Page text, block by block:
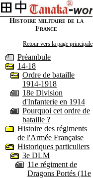
Histoire militaire de la
France
Retour vers la page principale
Préambule
14-18
Ordre de bataille
1914-1918
18e Division
d'Infanterie en 1914
Pourquoi cet ordre de
bataille ?
Histoire des régiments
de l'Armée Française
Historiques particuliers
3e DLM
11e régiment de
Dragons Portés (11e